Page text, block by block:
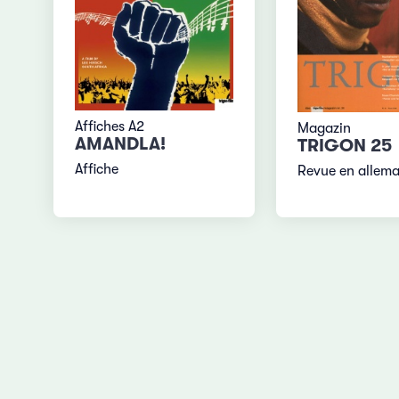
Affiches A2
AMANDLA!
Affiche
Magazin
TRIGON 25
Revue en